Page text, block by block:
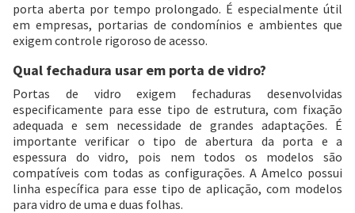
porta aberta por tempo prolongado. É especialmente útil
em empresas, portarias de condomínios e ambientes que
exigem controle rigoroso de acesso.
Qual fechadura usar em porta de vidro?
Portas de vidro exigem fechaduras desenvolvidas
especificamente para esse tipo de estrutura, com fixação
adequada e sem necessidade de grandes adaptações. É
importante verificar o tipo de abertura da porta e a
espessura do vidro, pois nem todos os modelos são
compatíveis com todas as configurações. A Amelco possui
linha específica para esse tipo de aplicação, com modelos
para vidro de uma e duas folhas.